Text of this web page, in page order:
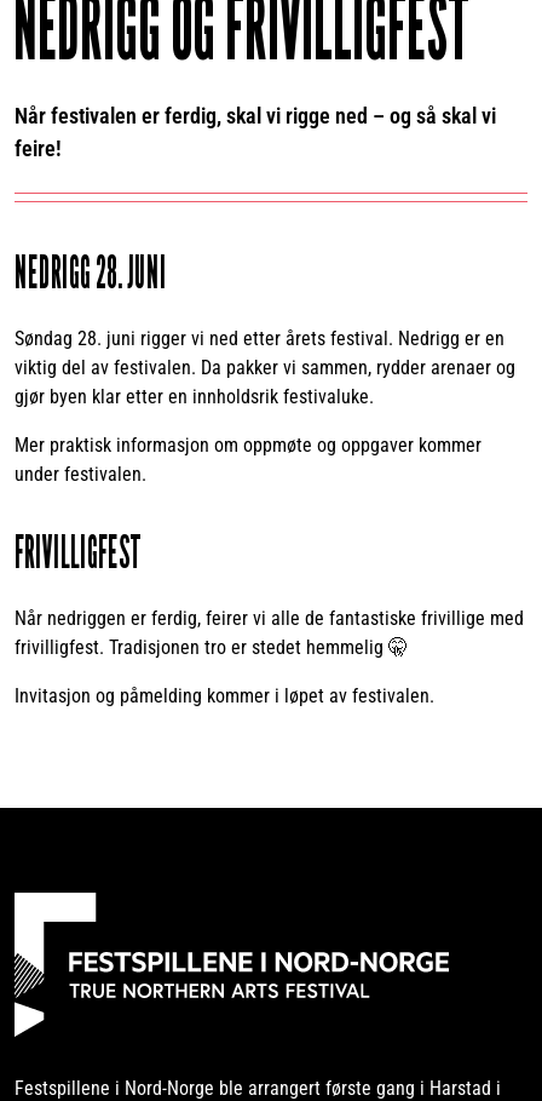
NEDRIGG OG FRIVILLIGFEST
Når festivalen er ferdig, skal vi rigge ned – og så skal vi
feire!
NEDRIGG 28. JUNI
Søndag 28. juni rigger vi ned etter årets festival. Nedrigg er en
viktig del av festivalen. Da pakker vi sammen, rydder arenaer og
gjør byen klar etter en innholdsrik festivaluke.
Mer praktisk informasjon om oppmøte og oppgaver kommer
under festivalen.
FRIVILLIGFEST
Når nedriggen er ferdig, feirer vi alle de fantastiske frivillige med
frivilligfest. Tradisjonen tro er stedet hemmelig 🤫
Invitasjon og påmelding kommer i løpet av festivalen.
Festspillene i Nord-Norge ble arrangert første gang i Harstad i